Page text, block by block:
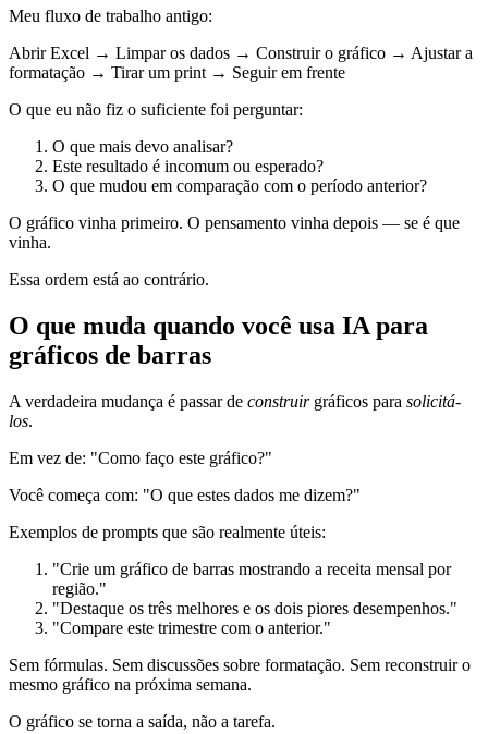
Meu fluxo de trabalho antigo:
Abrir Excel → Limpar os dados → Construir o gráfico → Ajustar a
formatação → Tirar um print → Seguir em frente
O que eu não fiz o suficiente foi perguntar:
O que mais devo analisar?
Este resultado é incomum ou esperado?
O que mudou em comparação com o período anterior?
O gráfico vinha primeiro. O pensamento vinha depois — se é que
vinha.
Essa ordem está ao contrário.
O que muda quando você usa IA para
gráficos de barras
A verdadeira mudança é passar de construirgráficos para solicitá-
los.
Em vez de: "Como faço este gráfico?"
Você começa com: "O que estes dados me dizem?"
Exemplos de prompts que são realmente úteis:
"Crie um gráfico de barras mostrando a receita mensal por
região."
"Destaque os três melhores e os dois piores desempenhos."
"Compare este trimestre com o anterior."
Sem fórmulas. Sem discussões sobre formatação. Sem reconstruir o
mesmo gráfico na próxima semana.
O gráfico se torna a saída, não a tarefa.